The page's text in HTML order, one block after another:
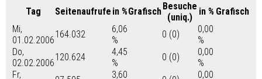
Tag Seitenaufrufe in %GrafischBesuche
(uniq.)
in % Grafisch
Mi,
01.02.2006
164.032
6,06
%
0 (0)
0,00
%
Do,
02.02.2006
120.624
4,45
%
0 (0)
0,00
%
Fr,
3,60
0,00